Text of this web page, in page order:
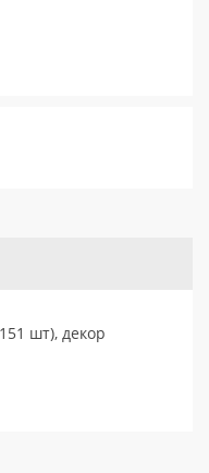
шт), декор